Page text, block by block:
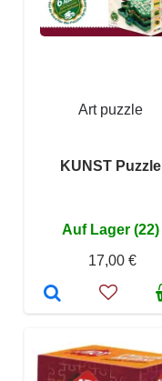
Art puzzle
KUNST Puzzle
Auf Lager (22)
17,00 €